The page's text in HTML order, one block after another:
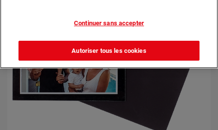
Continuer sans accepter
Autoriser tous les cookies